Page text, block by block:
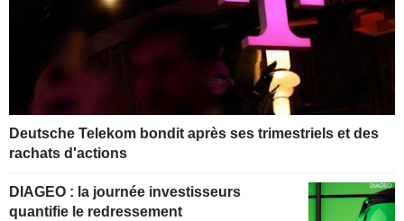
Deutsche Telekom bondit après ses trimestriels et des
rachats d'actions
DIAGEO : la journée investisseurs
quantifie le redressement